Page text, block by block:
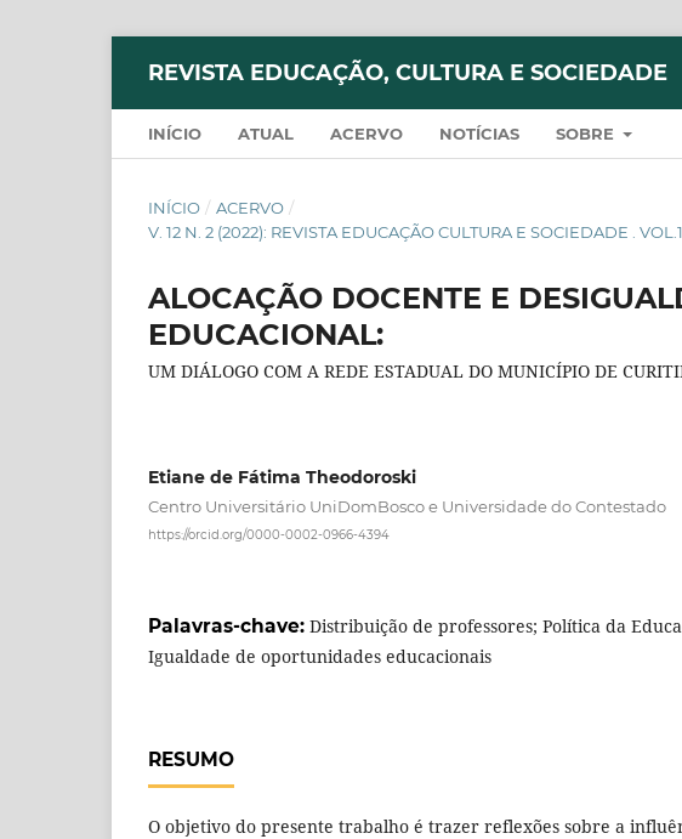
REVISTA EDUCAÇÃO, CULTURA E SOCIEDADE
INÍCIO ATUAL ACERVO NOTÍCIAS SOBRE
INÍCIO / ACERVO /
V. 12 N. 2 (2022): REVISTA EDUCAÇÃO CULTURA E SOCIEDADE .
ALOCAÇÃO DOCENTE E
EDUCACIONAL:
UM DIÁLOGO COM A REDE ESTADUAL DO MUNICÍPIO DE
Etiane de Fátima Theodoroski
Centro Universitário UniDomBosco e Universidade do Contestado
https://orcid.org/0000-0002-0966-4394
Palavras-chave: Distribuição de professores; Política da
Igualdade de oportunidades educacionais
RESUMO
O objetivo do presente trabalho é trazer reflexões sobre a